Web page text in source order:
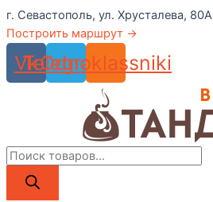
Перейти
к
содержимому
г. Севастополь, ул. Хрусталева, 80А
Построить маршрут →
Vk
Telegram
Odnoklassniki
Поиск
товаров